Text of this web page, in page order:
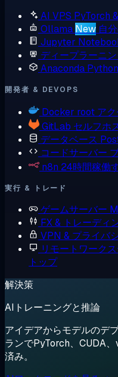
AI VPS PyTorch
Ollama New 自
Jupyter
ディープラーニ
Anaconda
開発者 & DEVOPS
Docker root ア
GitLab セルフホ
データベース
コードサーバー
n8n 24時間稼働
実行 & トレード
ゲームサーバー
FX & トレーディ
VPN & プライバ
リモートワーク
トップ
解決策
AIトレーニングと推論
アイデアからモデルのデ
ランでPyTorch、CUDA
済み。